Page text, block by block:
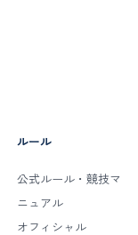
ルール
公式ルール・競技マ
ニュアル
オフィシャル